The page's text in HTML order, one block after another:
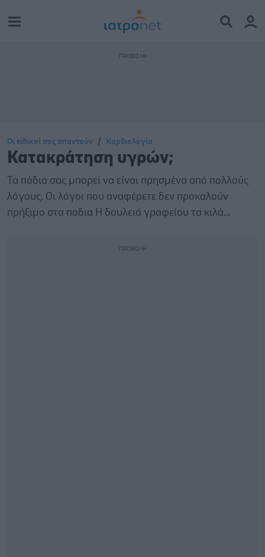
Οι ειδικοί σας απαντούν Καρδιολογία
Κατακράτηση υγρών;
Τα πόδια σας μπορεί να είναι πρησμένα από πολλούς
λόγους. Οι λόγοι που αναφέρετε δεν προκαλούν
πρήξιμο στα ποδια Η δουλειά γραφείου τα κιλά...